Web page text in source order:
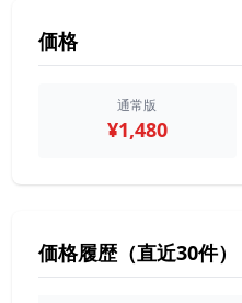
価格
通常版
¥1,480
価格履歴（直近30件）